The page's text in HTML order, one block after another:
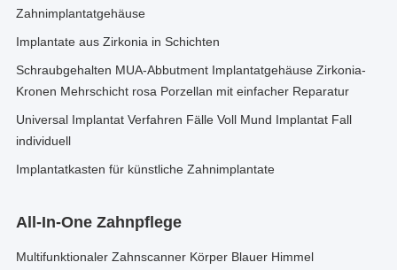
Zahnimplantatgehäuse
Implantate aus Zirkonia in Schichten
Schraubgehalten MUA-Abbutment Implantatgehäuse Zirkonia-
Kronen Mehrschicht rosa Porzellan mit einfacher Reparatur
Universal Implantat Verfahren Fälle Voll Mund Implantat Fall
individuell
Implantatkasten für künstliche Zahnimplantate
All-In-One Zahnpflege
Multifunktionaler Zahnscanner Körper Blauer Himmel